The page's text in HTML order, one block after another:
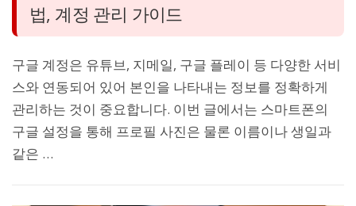
법, 계정 관리 가이드
구글 계정은 유튜브, 지메일, 구글 플레이 등 다양한 서비
스와 연동되어 있어 본인을 나타내는 정보를 정확하게
관리하는 것이 중요합니다. 이번 글에서는 스마트폰의
구글 설정을 통해 프로필 사진은 물론 이름이나 생일과
같은 …